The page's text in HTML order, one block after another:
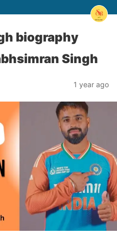
biography
Singh
1 year ago